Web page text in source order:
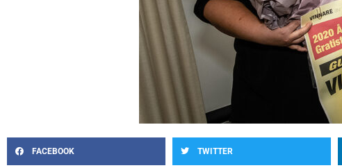
FACEBOOK TWITTER